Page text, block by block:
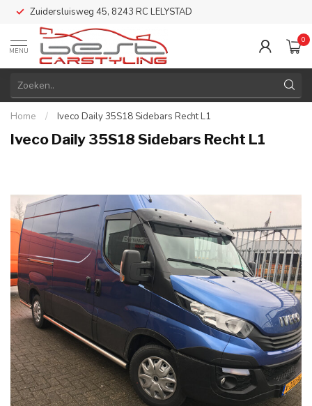
Zuidersluisweg 45, 8243 RC LELYSTAD
MENU
0
Home / Iveco Daily 35S18 Sidebars Recht L1
Iveco Daily 35S18 Sidebars Recht L1